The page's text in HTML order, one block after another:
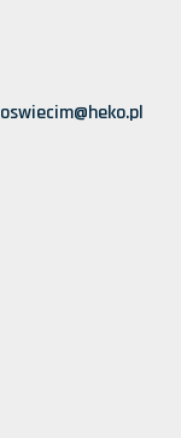
oswiecim@heko.pl